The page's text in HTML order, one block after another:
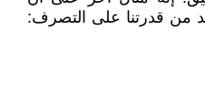
من قدرتنا على التصرف: